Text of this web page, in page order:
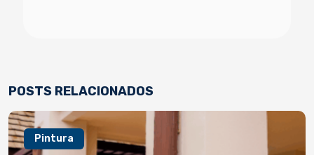
POSTS RELACIONADOS
Pintura